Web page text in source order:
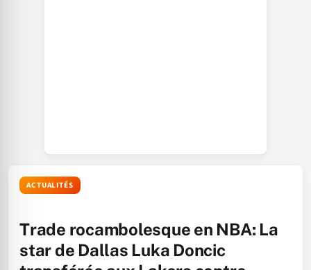
ACTUALITÉS
Trade rocambolesque en NBA: La
star de Dallas Luka Doncic